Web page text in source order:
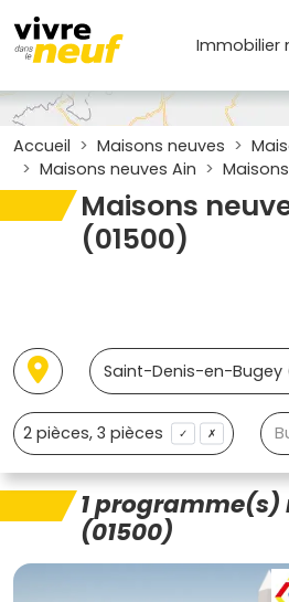
Immobilier
Accueil Maisons neuves
Maisons neuves Ain
Maisons
(01500)
✓ ✗
1
(01500)